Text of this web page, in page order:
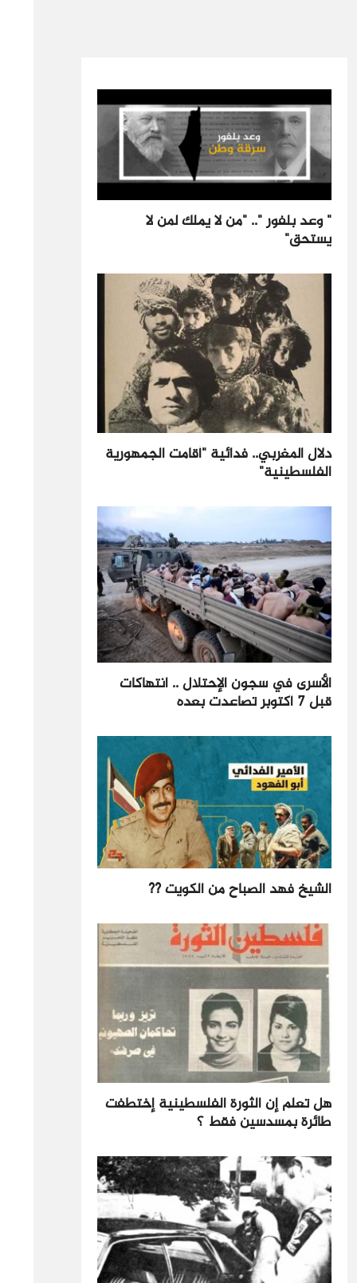
" وعد بلفور ".. "من لا يملك لمن لا
يستحق"
دلال المغربي.. فدائية "أقامت الجمهورية
الفلسطينية"
الأسرى في سجون الإحتلال .. انتهاكات
قبل 7 أكتوبر تصاعدت بعده
الشيخ فهد الصباح من الكويت ??
هل تعلم إن الثورة الفلسطينية إختطفت
طائرة بمسدسين فقط ؟